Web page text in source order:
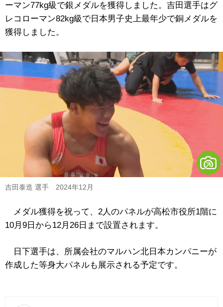
ーマン77kg級で銀メダルを獲得しました。吉田選手はグ
レコローマン82kg級で日本男子史上最年少で銅メダルを
獲得しました。
吉田泰造 選手 2024年12月
メダル獲得を祝って、2人のパネルが高松市役所1階に
10月9日から12月26日まで設置されます。
日下選手は、所属会社のマルハン北日本カンパニーが
作成した等身大パネルも展示される予定です。